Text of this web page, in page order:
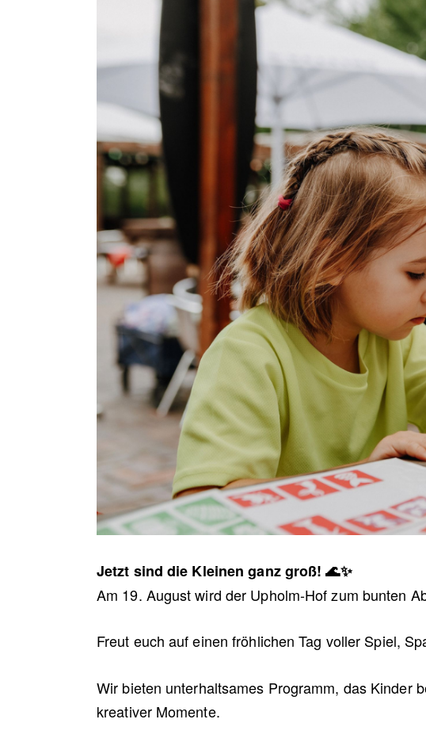
Jetzt sind die Kleinen ganz groß! 🌊✨
Am 19. August wird der Upholm-Hof zum bunten
Freut euch auf einen fröhlichen Tag voller Spiel,
Wir bieten unterhaltsames Programm, das Kinder
kreativer Momente.